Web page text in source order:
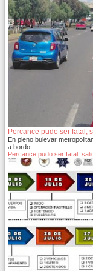
Percance pudo ser fatal;
En pleno bulevar
a bordo
Percance pudo ser fatal;